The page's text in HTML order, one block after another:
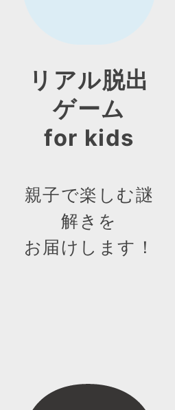
リアル脱出
ゲーム
for kids
親子で楽しむ謎
解きを
お届けします！